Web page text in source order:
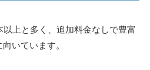
上と多く、追加料金なしで豊富
いています。